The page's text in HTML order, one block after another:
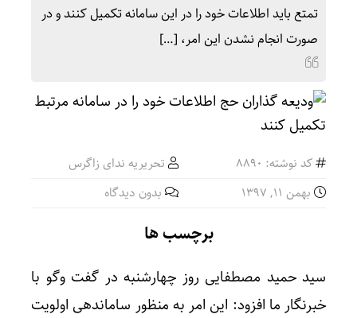
تمتع باید اطلاعات خود را در این سامانه تکمیل کنند و در
صورت انجام نشدن این امر، […]
کد نوشته: 8890
تحریریه ندای زاگرس
بهمن ۱۱, ۱۳۹۷
بدون دیدگاه
برچسب ها
سید حمید مصطفایی روز چهارشنبه در گفت وگو با
خبرنگار ما افزود: این امر به منظور ساماندهی اولویت